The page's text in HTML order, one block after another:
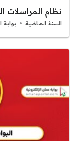
نظام المراسلات
السنة الماضية بوابة